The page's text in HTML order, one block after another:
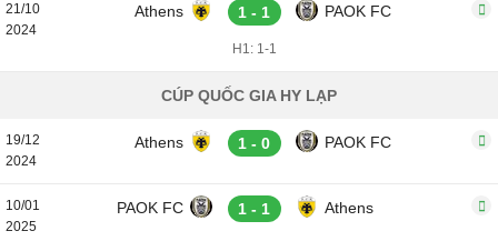
21/10
2024
Athens 1 - 1 PAOK FC
H1: 1-1
CÚP QUỐC GIA HY LẠP
19/12
2024
Athens 1 - 0 PAOK FC
10/01
2025
PAOK FC 1 - 1 Athens